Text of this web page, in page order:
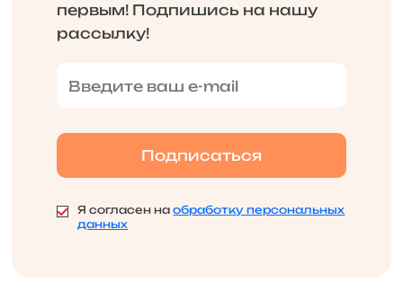
первым! Подпишись на нашу
рассылку!
Я согласен наобработку персональных
данных